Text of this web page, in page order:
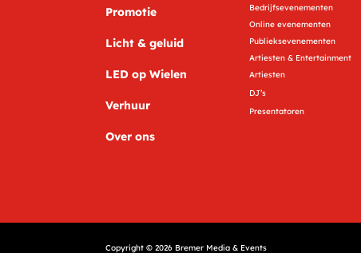
Promotie
Licht & geluid
LED op Wielen
Verhuur
Over ons
Bedrijfsevenementen
Online evenementen
Publieksevenementen
Artiesten & Entertainment
Artiesten
DJ’s
Presentatoren
Copyright © 2026 Bremer Media & Events